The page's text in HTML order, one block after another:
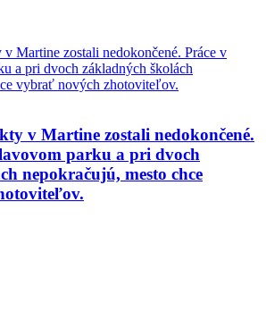
v Martine zostali nedokončené.
parku a pri dvoch
nepokračujú, mesto chce